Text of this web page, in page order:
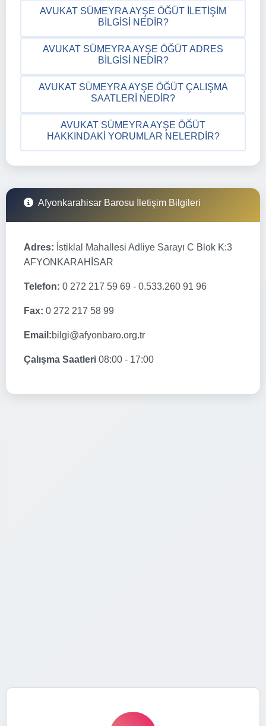
AVUKAT SÜMEYRA AYŞE ÖĞÜT İLETIŞIM
BILGISI NEDIR?
AVUKAT SÜMEYRA AYŞE ÖĞÜT ADRES
BILGISI NEDIR?
AVUKAT SÜMEYRA AYŞE ÖĞÜT ÇALIŞMA
SAATLERI NEDIR?
AVUKAT SÜMEYRA AYŞE ÖĞÜT
HAKKINDAKI YORUMLAR NELERDIR?
Afyonkarahisar Barosu İletişim Bilgileri
Adres: İstiklal Mahallesi Adliye Sarayı C Blok K:3
AFYONKARAHİSAR
Telefon: 0 272 217 59 69 - 0.533.260 91 96
Fax: 0 272 217 58 99
Email:bilgi@afyonbaro.org.tr
Çalışma Saatleri 08:00 - 17:00